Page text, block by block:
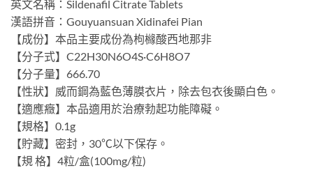
英文名稱：Sildenafil Citrate Tablets
漢語拼音：Gouyuansuan Xidinafei Pian
【成份】本品主要成份為枸櫞酸西地那非
【分子式】C22H30N6O4S·C6H8O7
【分子量】666.70
【性狀】威而鋼為藍色薄膜衣片，除去包衣後顯白色。
【適應癥】本品適用於治療勃起功能障礙。
【規格】0.1g
【貯藏】密封，30℃以下保存。
【規 格】4粒/盒(100mg/粒)